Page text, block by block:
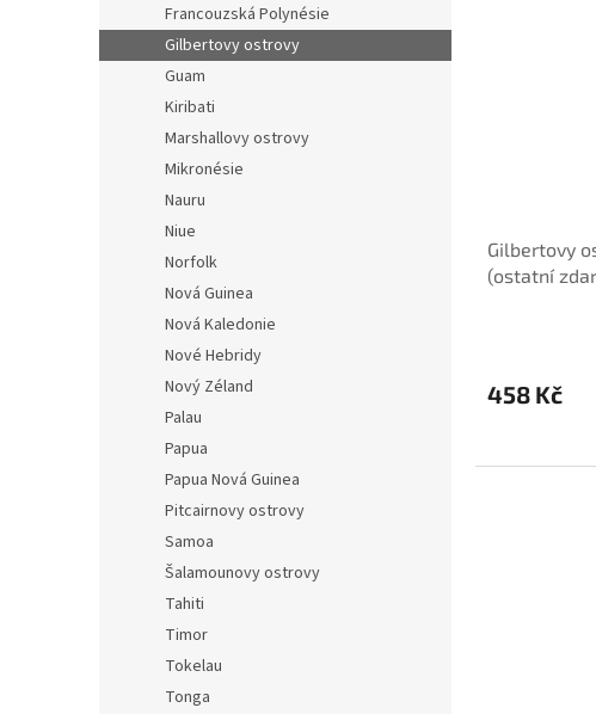
Francouzská Polynésie
Gilbertovy ostrovy
Guam
Kiribati
Marshallovy ostrovy
Mikronésie
Nauru
Niue
Norfolk
Nová Guinea
Nová Kaledonie
Nové Hebridy
Nový Zéland
Palau
Papua
Papua Nová Guinea
Pitcairnovy ostrovy
Samoa
Šalamounovy ostrovy
Tahiti
Timor
Tokelau
Tonga
Gilbertovy
(ostatní
458 Kč